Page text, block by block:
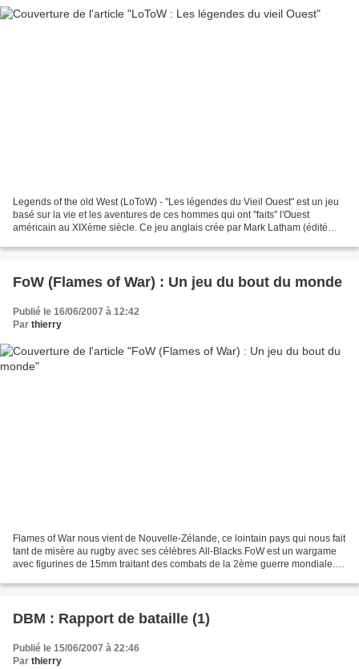
Legends of the old West (LoToW) - "Les légendes du Vieil Ouest" est un jeu
basé sur la vie et les aventures de ces hommes qui ont "faits" l'Ouest
américain au XIXème siècle. Ce jeu anglais crée par Mark Latham (édité
FoW (Flames of War) : Un jeu du bout du monde
Publié le 16/06/2007 à 12:42
Par thierry
Flames of War nous vient de Nouvelle-Zélande, ce lointain pays qui nous fait
tant de misère au rugby avec ses célèbres All-Blacks.FoW est un wargame
avec figurines de 15mm traitant des combats de la 2ème guerre mondiale.
DBM : Rapport de bataille (1)
Publié le 15/06/2007 à 22:46
Par thierry